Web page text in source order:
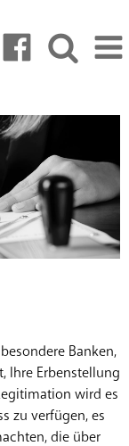
Banken,
Ihre Erbenstellung
wird es
zu verfügen, es
die über